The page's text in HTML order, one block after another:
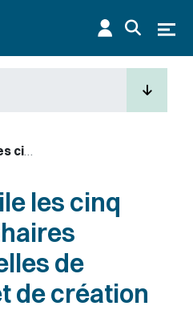
L’UQO dévoile les cinq premières chaires institutionnelles de recherche et de création
les cinq
de
de création